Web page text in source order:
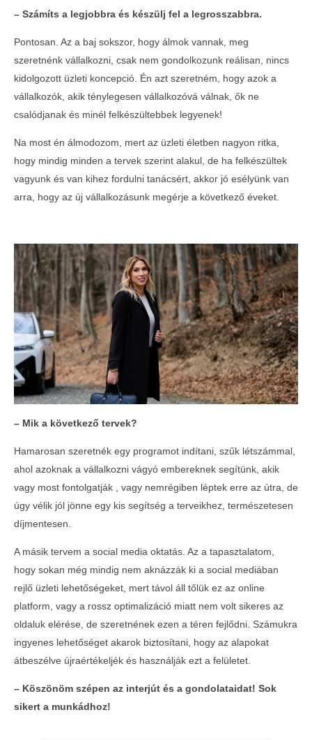
– Számíts a legjobbra és készülj fel a legrosszabbra.
Pontosan. Az a baj sokszor, hogy álmok vannak, meg
szeretnénk vállalkozni, csak nem gondolkozunk reálisan, nincs
kidolgozott üzleti koncepció. Én azt szeretném, hogy azok a
vállalkozók, akik ténylegesen vállalkozóvá válnak, ők ne
csalódjanak és minél felkészültebbek legyenek!
Na most én álmodozom, mert az üzleti életben nagyon ritka,
hogy mindig minden a tervek szerint alakul, de ha felkészültek
vagyunk és van kihez fordulni tanácsért, akkor jó esélyünk van
arra, hogy az új vállalkozásunk megérje a következő éveket.
– Mik a következő tervek?
Hamarosan szeretnék egy programot indítani, szűk létszámmal,
ahol azoknak a vállalkozni vágyó embereknek segítünk, akik
vagy most fontolgatják , vagy nemrégiben léptek erre az útra, de
úgy vélik jól jönne egy kis segítség a terveikhez, természetesen
díjmentesen.
A másik tervem a social media oktatás. Az a tapasztalatom,
hogy sokan még mindig nem aknázzák ki a social mediában
rejlő üzleti lehetőségeket, mert távol áll tőlük ez az online
platform, vagy a rossz optimalizáció miatt nem volt sikeres az
oldaluk elérése, de szeretnének ezen a téren fejlődni. Számukra
ingyenes lehetőséget akarok biztosítani, hogy az alapokat
átbeszélve újraértékeljék és használják ezt a felületet.
– Köszönöm szépen az interjút és a gondolataidat! Sok
sikert a munkádhoz!